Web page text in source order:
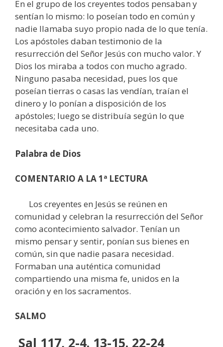
En el grupo de los creyentes todos pensaban y
sentían lo mismo: lo poseían todo en común y
nadie llamaba suyo propio nada de lo que tenía.
Los apóstoles daban testimonio de la
resurrección del Señor Jesús con mucho valor. Y
Dios los miraba a todos con mucho agrado.
Ninguno pasaba necesidad, pues los que
poseían tierras o casas las vendían, traían el
dinero y lo ponían a disposición de los
apóstoles; luego se distribuía según lo que
necesitaba cada uno.
Palabra de Dios
COMENTARIO A LA 1ª LECTURA
Los creyentes en Jesús se reúnen en
comunidad y celebran la resurrección del Señor
como acontecimiento salvador. Tenían un
mismo pensar y sentir, ponían sus bienes en
común, sin que nadie pasara necesidad.
Formaban una auténtica comunidad
compartiendo una misma fe, unidos en la
oración y en los sacramentos.
SALMO
Sal 117, 2-4. 13-15. 22-24